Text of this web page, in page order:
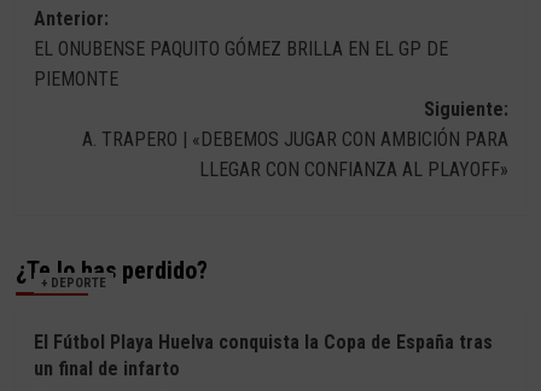
Navegación
de
Anterior:
EL ONUBENSE PAQUITO GÓMEZ BRILLA EN EL GP DE
PIEMONTE
Siguiente:
A. TRAPERO | «DEBEMOS JUGAR CON AMBICIÓN PARA
LLEGAR CON CONFIANZA AL PLAYOFF»
¿Te lo has perdido?
+ DEPORTE
El Fútbol Playa Huelva conquista la Copa de España tras
un final de infarto